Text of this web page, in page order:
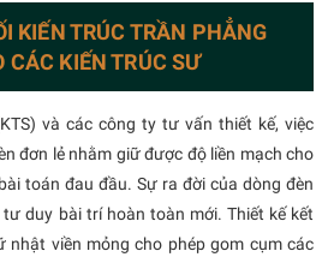
KIẾN TRÚC TRẦN PHẲNG
KIẾN TRÚC SƯ
và các công ty tư vấn thiết kế, việc
đơn lẻ nhằm giữ được độ liền mạch cho
toán đau đầu. Sự ra đời của dòng đèn
duy bài trí hoàn toàn mới. Thiết kế kết
nhật viền mỏng cho phép gom cụm các